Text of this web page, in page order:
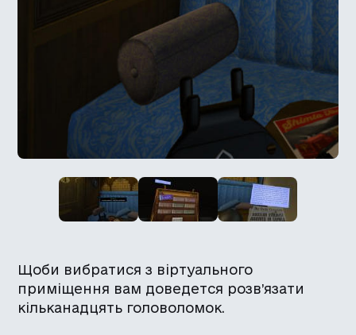
Щоби вибратися з віртуального
приміщення вам доведется розв’язати
кільканадцять головоломок.